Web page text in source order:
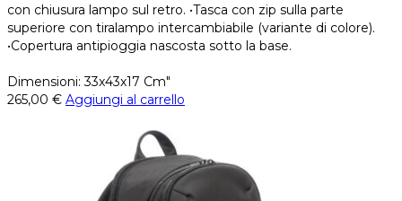
con chiusura lampo sul retro. •Tasca con zip sulla parte
superiore con tiralampo intercambiabile (variante di colore).
•Copertura antipioggia nascosta sotto la base.
Dimensioni: 33x43x17 Cm"
265,00 € Aggiungi al carrello